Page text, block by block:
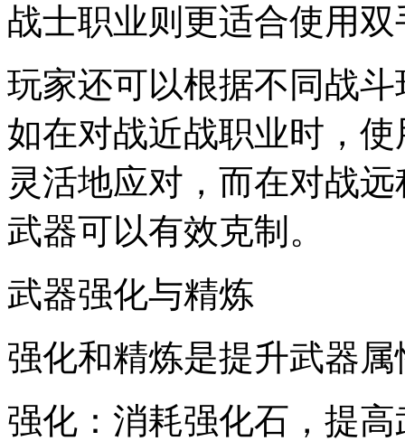
战士职业则更适合使用
玩家还可以根据不同战
如在对战近战职业时，
灵活地应对，而在对战
武器可以有效克制。
武器强化与精炼
强化和精炼是提升武器
强化：消耗强化石，提